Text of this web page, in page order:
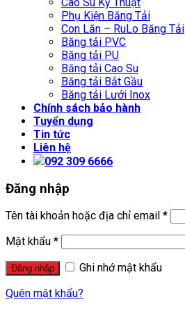
Phụ Kiện Băng Tải
Con Lăn – RuLo Băng Tải
Băng tải PVC
Băng tải PU
Băng tải Cao Su
Băng tải Bắt Gầu
Băng tải Lưới Inox
Chính sách bảo hành
Tuyển dụng
Tin tức
Liên hệ
092 309 6666
Đăng nhập
Tên tài khoản hoặc địa chỉ email *
Mật khẩu *
Đăng nhập
Ghi nhớ mật khẩu
Quên mật khẩu?